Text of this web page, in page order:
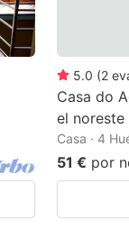
5.0 (2
Casa do
el noreste
Casa · 4
51 € por